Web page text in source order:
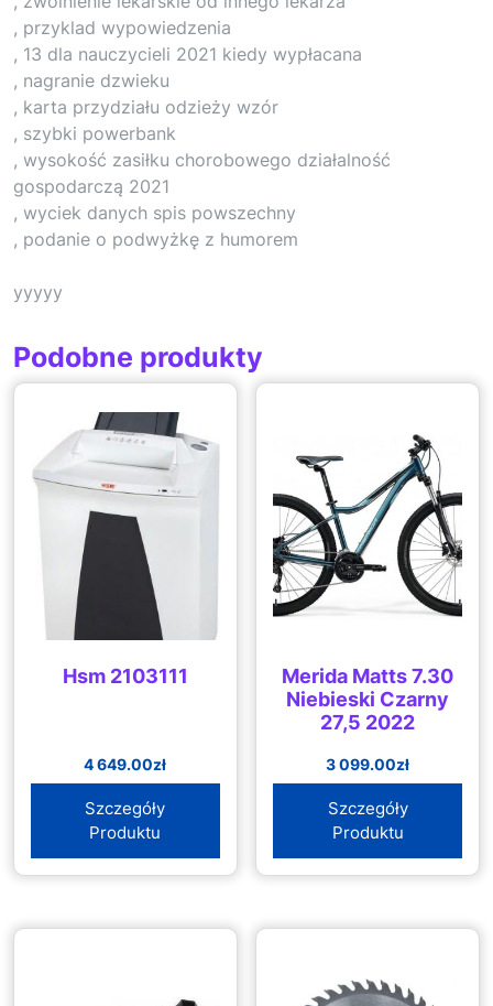
, przyklad wypowiedzenia
, 13 dla nauczycieli 2021 kiedy wypłacana
, nagranie dzwieku
, karta przydziału odzieży wzór
, szybki powerbank
, wysokość zasiłku chorobowego działalność
gospodarczą 2021
, wyciek danych spis powszechny
, podanie o podwyżkę z humorem
yyyyy
Podobne produkty
Hsm 2103111
4 649.00zł
Szczegóły
Produktu
Merida Matts 7.30
Niebieski Czarny
27,5 2022
3 099.00zł
Szczegóły
Produktu